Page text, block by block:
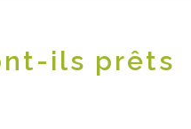
ils prêts